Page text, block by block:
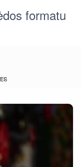
formatu